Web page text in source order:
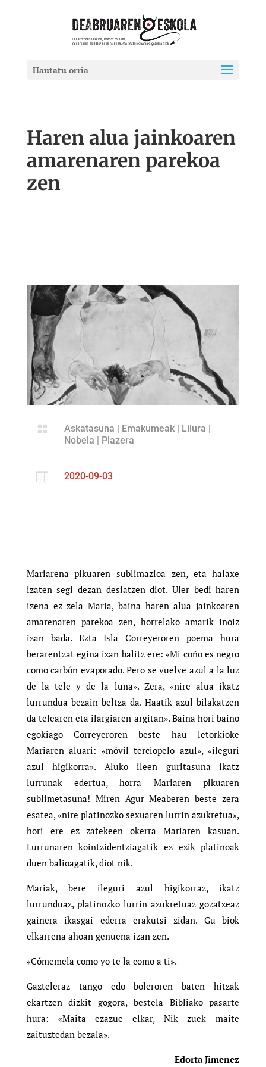
Hautatu orria
Haren alua jainkoaren
amarenaren parekoa
zen
 Askatasuna Emakumeak| Lilura
Nobela
Plazera
 2020-09-03
Mariarena pikuaren sublimazioa zen, eta halaxe
izaten segi dezan desiatzen diot. Uler bedi haren
izena ez zela Maria, baina haren alua jainkoaren
amarenaren parekoa zen, horrelako amarik inoiz
izan bada. Ezta Isla Correyeroren poema hura
berarentzat egina izan balitz ere: «Mi coño es negro
como carbón evaporado. Pero se vuelve azul a la luz
de la tele y de la luna». Zera, «nire alua ikatz
lurrundua bezain beltza da. Haatik azul bilakatzen
da telearen eta ilargiaren argitan». Baina hori baino
egokiago Correyeroren beste hau letorkioke
Mariaren aluari: «móvil terciopelo azul», «ileguri
azul higikorra». Aluko ileen guritasuna ikatz
lurrunak edertua, horra Mariaren pikuaren
sublimetasuna! Miren Agur Meaberen beste zera
esatea, «nire platinozko sexuaren lurrin azukretua»,
hori ere ez zatekeen okerra Mariaren kasuan.
Lurrunaren kointzidentziagatik ez ezik platinoak
duen balioagatik, diot nik.
Mariak, bere ileguri azul higikorraz, ikatz
lurrunduaz, platinozko lurrin azukretuaz gozatzeaz
gainera ikasgai ederra erakutsi zidan. Gu biok
elkarrena ahoan genuena izan zen.
«Cómemela como yo te la como a ti».
Gazteleraz tango edo boleroren baten hitzak
ekartzen dizkit gogora, bestela Bibliako pasarte
hura: «Maita ezazue elkar, Nik zuek maite
zaituztedan bezala».
Edorta Jimenez